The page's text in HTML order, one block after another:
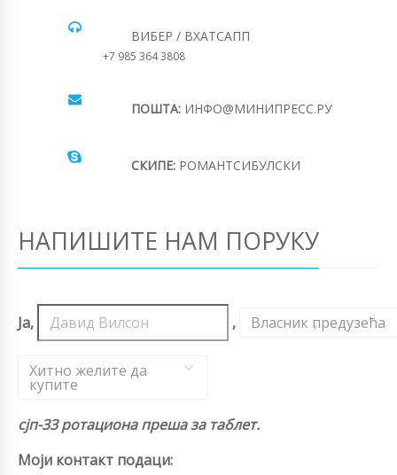
ВИБЕР / ВХАТСАПП
+7 985 364 3808
ПОШТА: ИНФО@МИНИПРЕСС.РУ
СКИПЕ: РОМАНТСИБУЛСКИ
НАПИШИТЕ НАМ ПОРУКУ
Ја, , Власник предузећа
,
Хитно желите да
купите
сјп-33 ротациона преша за таблет.
Моји контакт подаци: